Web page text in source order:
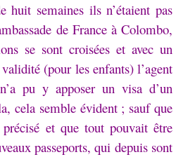
semaines ils n’étaient pas
de France à Colombo,
se sont croisées et avec un
(pour les enfants) l’agent
pu y apposer un visa d’un
cela semble évident ; sauf que
et que tout pouvait être
passeports, qui depuis sont